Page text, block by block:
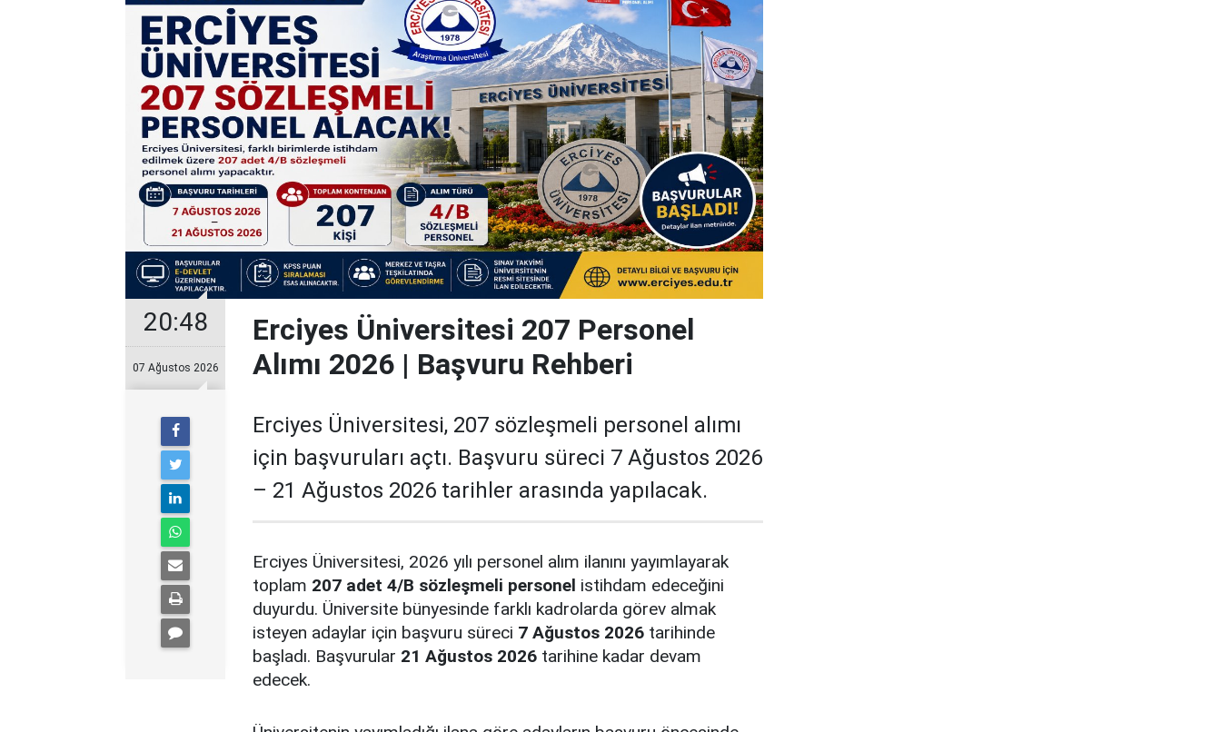
20:48
07 Ağustos 2026
Erciyes Üniversitesi 207 Personel
Alımı 2026 | Başvuru Rehberi
Erciyes Üniversitesi, 207 sözleşmeli personel alımı
için başvuruları açtı. Başvuru süreci 7 Ağustos 2026
– 21 Ağustos 2026 tarihler arasında yapılacak.
Erciyes Üniversitesi, 2026 yılı personel alım ilanını yayımlayarak
toplam 207 adet 4/B sözleşmeli personel istihdam edeceğini
duyurdu. Üniversite bünyesinde farklı kadrolarda görev almak
isteyen adaylar için başvuru süreci 7 Ağustos 2026 tarihinde
başladı. Başvurular 21 Ağustos 2026 tarihine kadar devam
edecek.